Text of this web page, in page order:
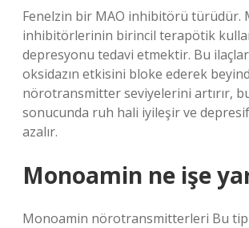
Fenelzin bir MAO inhibitörü türüdür.
inhibitörlerinin birincil terapötik
depresyonu tedavi etmektir. Bu
oksidazın etkisini bloke ederek
nörotransmitter seviyelerini artırır,
sonucunda ruh hali iyileşir ve
azalır.
Monoamin ne işe
Monoamin nörotransmitterleri Bu tip